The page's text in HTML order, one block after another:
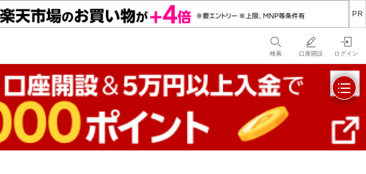
検索 口座開設 ログイン